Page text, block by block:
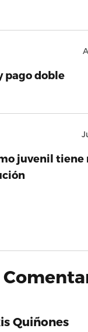
pago doble
juvenil tiene
Quiñones